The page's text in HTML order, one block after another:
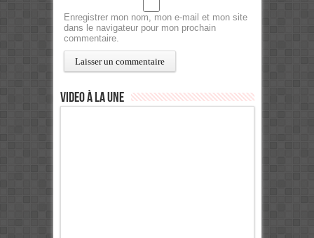
Enregistrer mon nom, mon e-mail et mon site
dans le navigateur pour mon prochain
commentaire.
Video à la Une